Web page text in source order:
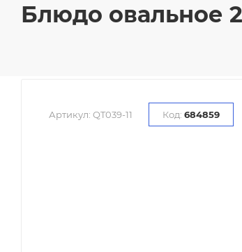
Блюдо овальное
Артикул: QT039-11 Код: 684859